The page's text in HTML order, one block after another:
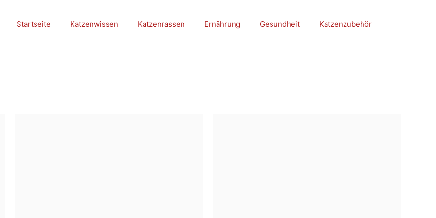
Startseite Katzenwissen Katzenrassen Ernährung Gesundheit Katzenzubehör